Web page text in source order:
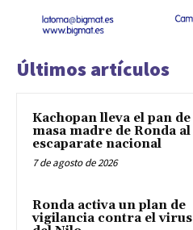
Últimos artículos
Kachopan lleva el pan de
masa madre de Ronda al
escaparate nacional
7 de agosto de 2026
Ronda activa un plan de
vigilancia contra el virus